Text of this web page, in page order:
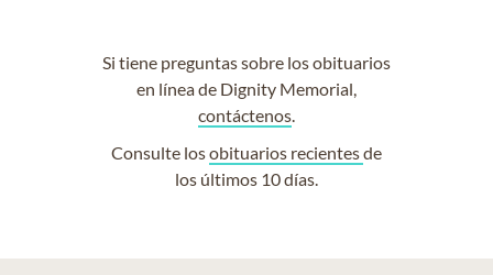
Si tiene preguntas sobre los obituarios
en línea de Dignity Memorial,
contáctenos.
Consulte losobituarios recientesde
los últimos 10 días.